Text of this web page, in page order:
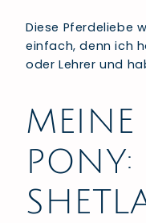
Diese Pferdeliebe
einfach, denn ich
oder Lehrer und
MEINE
PONY: